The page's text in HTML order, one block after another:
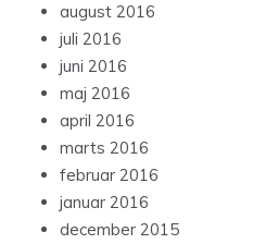
august 2016
juli 2016
juni 2016
maj 2016
april 2016
marts 2016
februar 2016
januar 2016
december 2015